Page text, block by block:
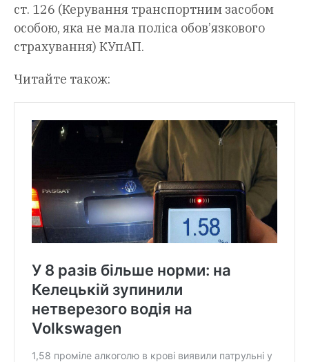
ст. 126 (Керування транспортним засобом
особою, яка не мала поліса обов’язкового
страхування) КУпАП.
Читайте також: